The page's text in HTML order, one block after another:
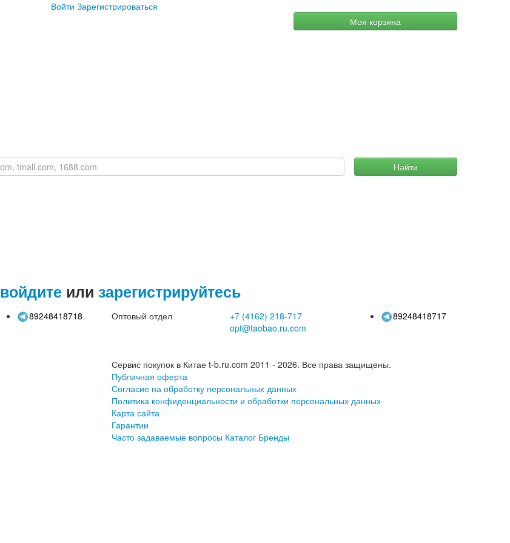
Войти Зарегистрироваться
Моя корзина
Найти
войдите или зарегистрируйтесь
89248418718 Оптовый отдел +7 (4162) 218-717
opt@taobao.ru.com
89248418717
Сервис покупок в Китае t-b.ru.com 2011 - 2026. Все права защищены.
Публичная оферта
Согласие на обработку персональных данных
Политика конфиденциальности и обработки персональных данных
Карта сайта
Гарантии
Часто задаваемые вопросы Каталог Бренды